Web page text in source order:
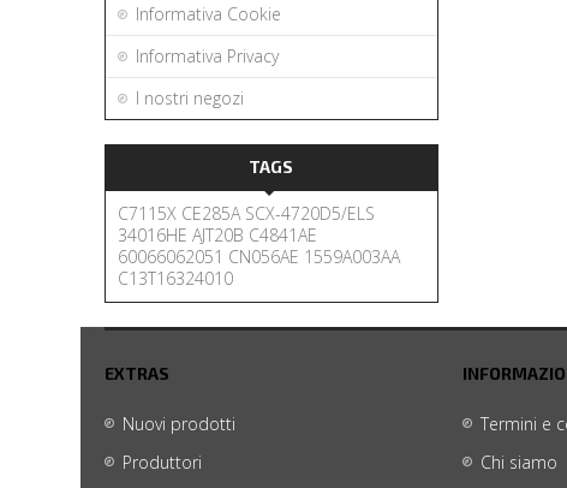
Informativa Cookie
Informativa Privacy
I nostri negozi
TAGS
C7115X CE285A SCX-4720D5/ELS
34016HE AJT20B C4841AE
60066062051 CN056AE 1559A003AA
C13T16324010
EXTRAS
Nuovi prodotti
Produttori
Termini e
Chi siamo